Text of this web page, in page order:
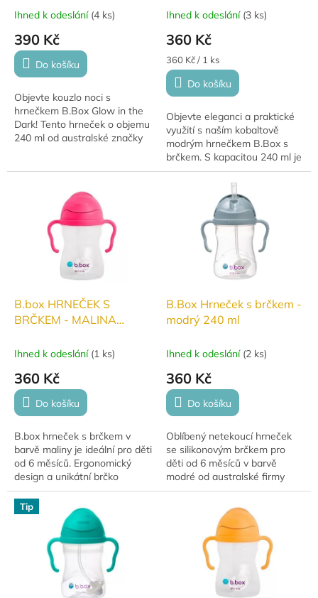
Ihned k odeslání (4 ks)
390 Kč
Do košíku
Objevte kouzlo noci s
hrnečkem B.Box Glow in the
Dark! Tento hrneček o objemu
240 ml od australské značky
Ihned k odeslání (3 ks)
360 Kč
Měrná
cena:
360 Kč / 1 ks
Do košíku
Objevte eleganci a praktické
využití s naším kobaltově
modrým hrnečkem B.Box s
brčkem. S kapacitou 240 ml je
ideální pro každodenní
používání a dodá vašim
nápojům stylový nádech.
B.box HRNEČEK S
BRČKEM - MALINA
Ihned k odeslání (1 ks)
360 Kč
Do košíku
B.box hrneček s brčkem v
barvě maliny je ideální pro děti
od 6 měsíců. Ergonomický
design a unikátní brčko
umožňují pití z jakéhokoliv
úhlu, bez rozlití. Hrneček s
brčkem...
B.Box Hrneček s brčkem -
modrý 240 ml
Ihned k odeslání (2 ks)
360 Kč
Do košíku
Oblíbený netekoucí hrneček
se silikonovým brčkem pro
děti od 6 měsíců v barvě
modré od australské firmy
b.box. Vhodný pro použití
Tip